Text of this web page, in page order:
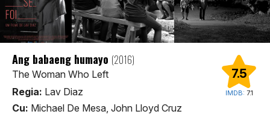
7.5
IMDB: 7.1
Ang babaeng humayo (2016)
The Woman Who Left
Regia: Lav Diaz
Cu: Michael De Mesa, John Lloyd Cruz